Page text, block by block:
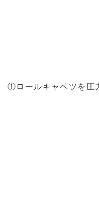
①ロールキャベツを圧